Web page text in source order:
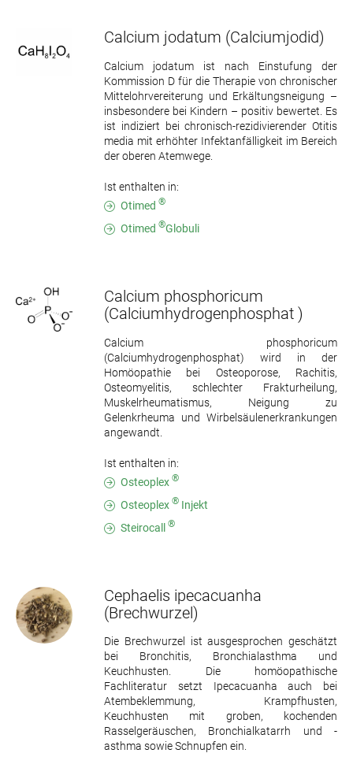
Calcium jodatum (Calciumjodid)
Calcium jodatum ist nach Einstufung der
Kommission D für die Therapie von chronischer
Mittelohrvereiterung und Erkältungsneigung –
insbesondere bei Kindern – positiv bewertet. Es
ist indiziert bei chronisch-rezidivierender Otitis
media mit erhöhter Infektanfälligkeit im Bereich
der oberen Atemwege.
Ist enthalten in:
Otimed ®
Otimed ®Globuli
Calcium phosphoricum
(Calciumhydrogenphosphat )
Calcium phosphoricum
(Calciumhydrogenphosphat) wird in der
Homöopathie bei Osteoporose, Rachitis,
Osteomyelitis, schlechter Frakturheilung,
Muskelrheumatismus, Neigung zu
Gelenkrheuma und Wirbelsäulenerkrankungen
angewandt.
Ist enthalten in:
Osteoplex ®
Osteoplex ® Injekt
Steirocall ®
Cephaelis ipecacuanha
(Brechwurzel)
Die Brechwurzel ist ausgesprochen geschätzt
bei Bronchitis, Bronchialasthma und
Keuchhusten. Die homöopathische
Fachliteratur setzt Ipecacuanha auch bei
Atembeklemmung, Krampfhusten,
Keuchhusten mit groben, kochenden
Rasselgeräuschen, Bronchialkatarrh und -
asthma sowie Schnupfen ein.